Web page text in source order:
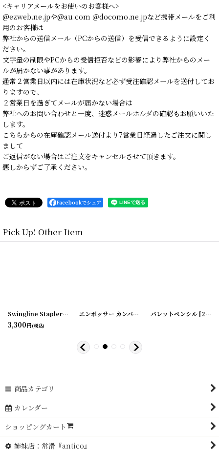
<キャリアメールをお使いのお客様へ>
@ezweb.ne.jpや@au.com ＠docomo.ne.jpなど携帯メールをご利
用のお客様は
弊社からの送信メール（PCからの送信）を受信できるように設定く
ださい。
文字量の制限やPCからの受信拒否などの影響により弊社からのメー
ルが届かない事があります。
通常２営業日以内には在庫状況など必ず受注確認メールを送付してお
りますので、
２営業日を過ぎてメールが届かない場合は
弊社へのお問い合わせと一度、迷惑メールホルダの確認もお願いいた
します。
こちらからの在庫確認メール送付より7営業日経過したご注文に関し
まして
ご返信がない場合はご注文をキャンセルさせて頂きます。
悪しからずご了承ください。
Facebookでシェア
Pick Up! Other Item
[180209-16] [180209-17]
Swingline Stapler ホッチキス NO711 [180614-10
3,300円(税込)
エンボッサー カンパニーシール [20200424-14]
バレットペンシル [200526-1
商品カテゴリ
カレンダー
ショッピングカート
姉妹店：常滑『antico』